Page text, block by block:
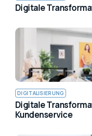
Digitale
DIGITALISIERUNG
Digitale
Kundenservice